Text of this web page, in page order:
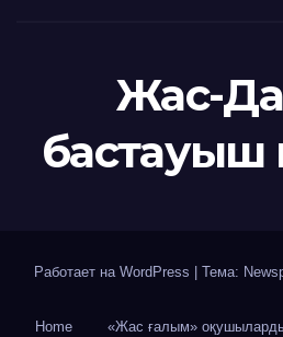
Жас-
бастауыш
Работает на WordPress Тема:
Home «Жас ғалым»